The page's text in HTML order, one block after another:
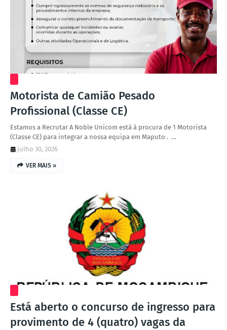
Motorista de Camião Pesado
Profissional (Classe CE)
Estamos a Recrutar A Noble Unicom está à procura de 1 Motorista
(Classe CE) para integrar a nossa equipa em Maputo . …
julho 30, 2026
VER MAIS »
Está aberto o concurso de ingresso para
provimento de 4 (quatro) vagas da